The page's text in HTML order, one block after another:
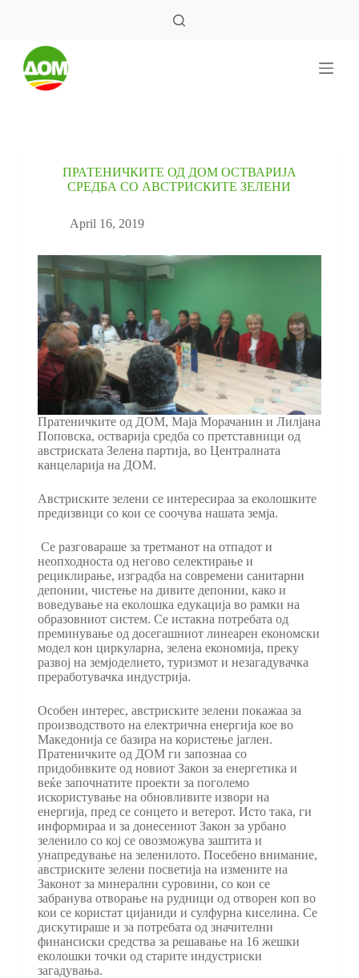
ПРАТЕНИЧКИТЕ ОД ДОМ ОСТВАРИЈА
СРЕДБА СО АВСТРИСКИТЕ ЗЕЛЕНИ
April 16, 2019
Пратеничките од ДОМ, Маја Морачанин и Лилјана
Поповска, остварија средба со претставници од
австриската Зелена партија, во Централната
канцеларија на ДОМ.
Австриските зелени се интересираа за еколошките
предизвици со кои се соочува нашата земја.
Се разговараше за третманот на отпадот и
неопходноста од негово селектирање и
рециклирање, изградба на современи санитарни
депонии, чистење на дивите депонии, како и
воведување на еколошка едукација во рамки на
образовниот систем. Се истакна потребата од
преминување од досегашниот линеарен економски
модел кон циркуларна, зелена економија, преку
развој на земјоделието, туризмот и незагадувачка
преработувачка индустрија.
Особен интерес, австриските зелени покажаа за
производството на електрична енергија кое во
Македонија се базира на користење јаглен.
Пратеничките од ДОМ ги запознаа со
придобивките од новиот Закон за енергетика и
веќе започнатите проекти за поголемо
искористување на обновливите извори на
енергија, пред се сонцето и ветерот. Исто така, ги
информираа и за донесениот Закон за урбано
зеленило со кој се овозможува заштита и
унапредување на зеленилото. Посебено внимание,
австриските зелени посветија на измените на
Законот за минерални суровини, со кои се
забранува отворање на рудници од отворен коп во
кои се користат цијаниди и сулфурна киселина. Се
дискутираше и за потребата од значителни
финансиски средства за решавање на 16 жешки
еколошки точки од старите индустриски
загадувања.